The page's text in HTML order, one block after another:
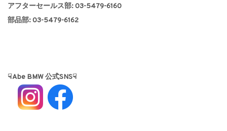
アフターセールス部: 03-5479-6160
部品部: 03-5479-6162
☟Abe BMW 公式SNS☟